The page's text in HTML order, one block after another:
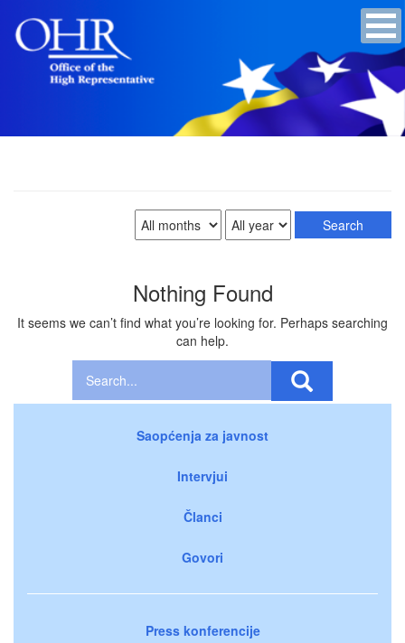
Nothing Found
It seems we can’t find what you’re looking for. Perhaps searching
can help.
Saopćenja za javnost
Intervjui
Članci
Govori
Press konferencije